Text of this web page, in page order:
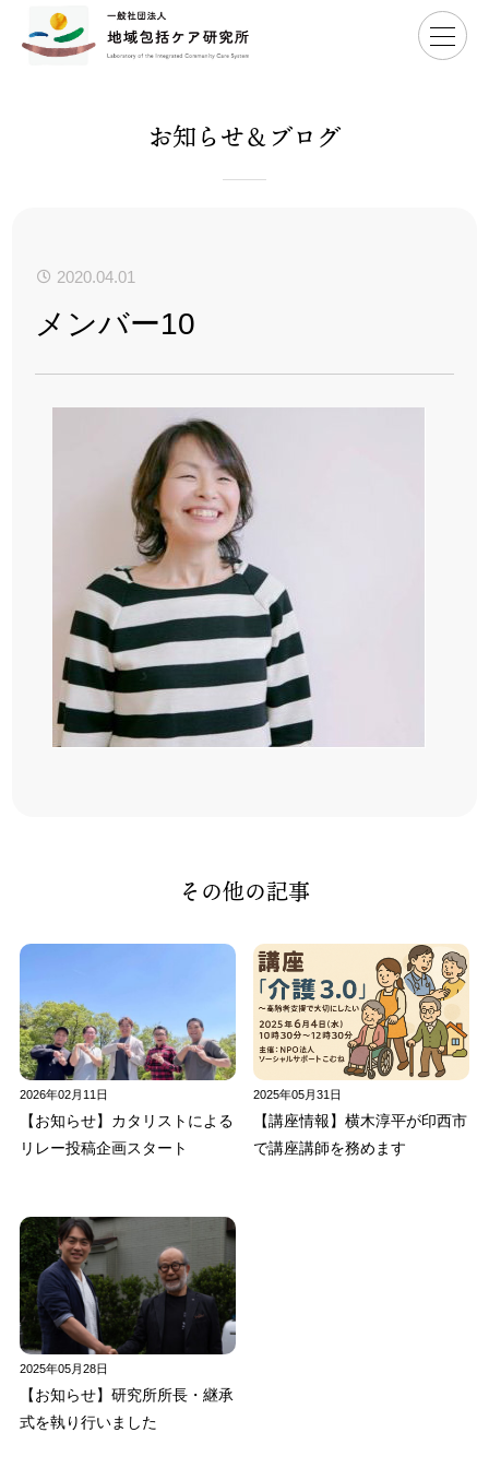
Home > メンバー10
お知らせ＆ブログ
2020.04.01
メンバー10
その他の記事
2026年02月11日
【お知らせ】カタリストによる
リレー投稿企画スタート
2025年05月31日
【講座情報】横木淳平が印西市
で講座講師を務めます
2025年05月28日
【お知らせ】研究所所長・継承
式を執り行いました